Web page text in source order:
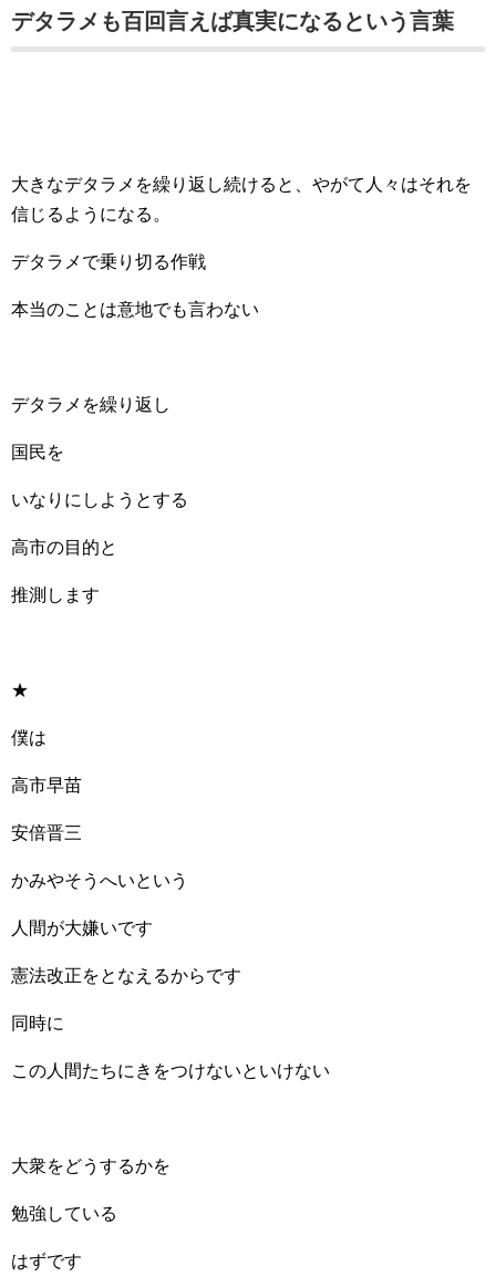
デタラメも百回言えば真実になるという言葉
大きなデタラメを繰り返し続けると、やがて人々はそれを
信じるようになる。
デタラメで乗り切る作戦
本当のことは意地でも言わない
デタラメを繰り返し
国民を
いなりにしようとする
高市の目的と
推測します
★
僕は
高市早苗
安倍晋三
かみやそうへいという
人間が大嫌いです
憲法改正をとなえるからです
同時に
この人間たちにきをつけないといけない
大衆をどうするかを
勉強している
はずです